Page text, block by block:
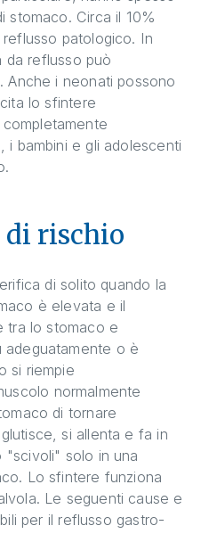
stomaco. Circa il 10%
patologico. In
da reflusso può
Anche i neonati possono
lo sfintere
i bambini e gli adolescenti
di rischio
di solito quando la
è elevata e il
tra lo stomaco e
o è
si riempie
normalmente
di tornare
si allenta e fa in
"scivoli" solo in una
Lo sfintere funziona
Le seguenti cause e
per il reflusso gastro-